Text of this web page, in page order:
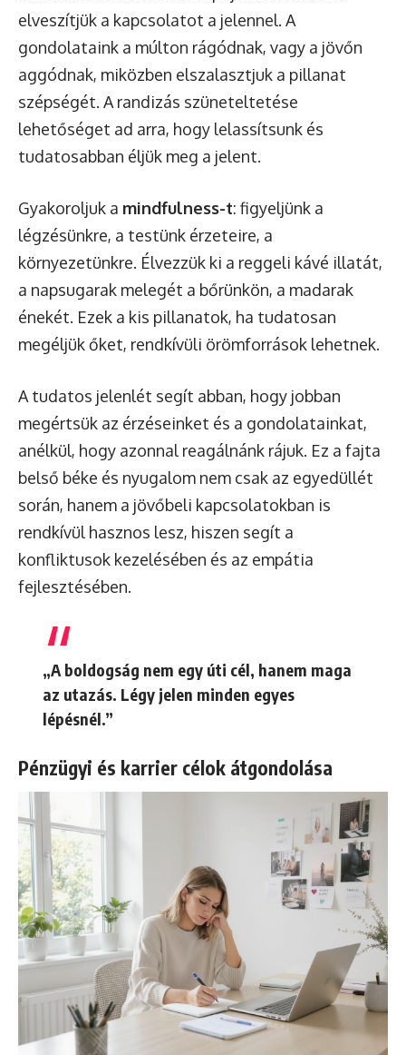
elveszítjük a kapcsolatot a jelennel. A
gondolataink a múlton rágódnak, vagy a jövőn
aggódnak, miközben elszalasztjuk a pillanat
szépségét. A randizás szüneteltetése
lehetőséget ad arra, hogy lelassítsunk és
tudatosabban éljük meg a jelent.
Gyakoroljuk a mindfulness-t: figyeljünk a
légzésünkre, a testünk érzeteire, a
környezetünkre. Élvezzük ki a reggeli kávé illatát,
a napsugarak melegét a bőrünkön, a madarak
énekét. Ezek a kis pillanatok, ha tudatosan
megéljük őket, rendkívüli örömforrások lehetnek.
A tudatos jelenlét segít abban, hogy jobban
megértsük az érzéseinket és a gondolatainkat,
anélkül, hogy azonnal reagálnánk rájuk. Ez a fajta
belső béke és nyugalom nem csak az egyedüllét
során, hanem a jövőbeli kapcsolatokban is
rendkívül hasznos lesz, hiszen segít a
konfliktusok kezelésében és az empátia
fejlesztésében.
„A boldogság nem egy úti cél, hanem maga
az utazás. Légy jelen minden egyes
lépésnél.”
Pénzügyi és karrier célok átgondolása